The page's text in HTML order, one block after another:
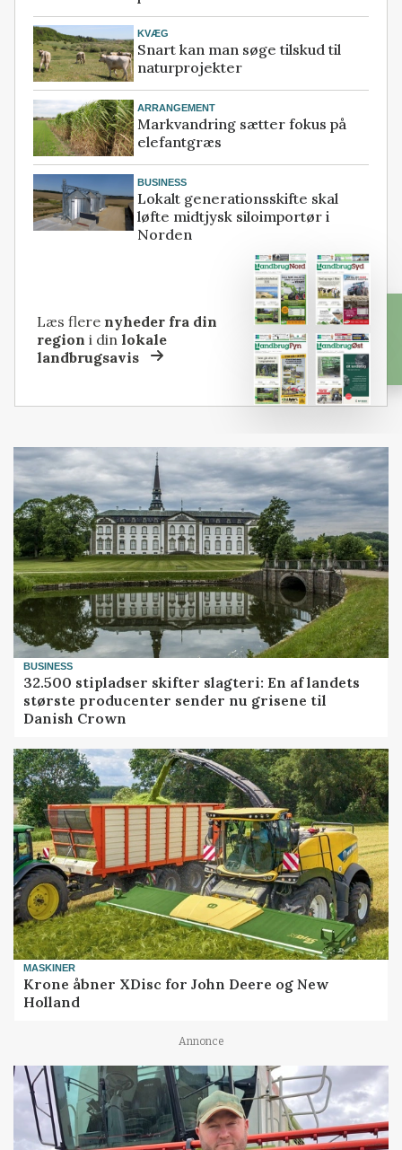
KVÆG
Snart kan man søge tilskud til
naturprojekter
ARRANGEMENT
Markvandring sætter fokus på
elefantgræs
BUSINESS
Lokalt generationsskifte skal
løfte midtjysk siloimportør i
Norden
Læs flere nyheder fra din
region i dinlokale
landbrugsavis
BUSINESS
32.500 stipladser skifter slagteri: En af landets
største producenter sender nu grisene til
Danish Crown
MASKINER
Krone åbner XDisc for John Deere og New
Holland
Annonce